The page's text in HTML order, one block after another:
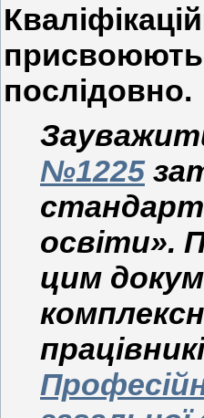
послідовно.
№1225
стандарт
освіти».
цим